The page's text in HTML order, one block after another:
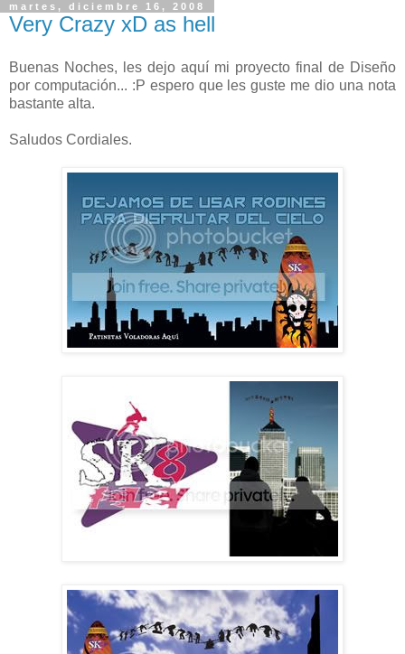
martes, diciembre 16, 2008
Very Crazy xD as hell
Buenas Noches, les dejo aquí mi proyecto final de Diseño
por computación... :P espero que les guste me dio una nota
bastante alta.
Saludos Cordiales.